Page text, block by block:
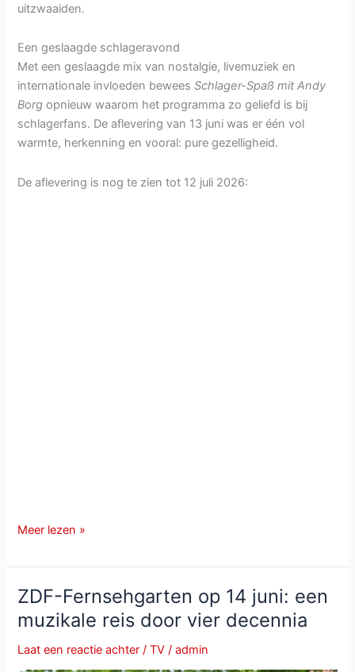
uitzwaaiden.
Een geslaagde schlageravond
Met een geslaagde mix van nostalgie, livemuziek en
internationale invloeden beweesSchlager-Spaß mit Andy
Borg opnieuw waarom het programma zo geliefd is bij
schlagerfans. De aflevering van 13 juni was er één vol
warmte, herkenning en vooral: pure gezelligheid.
De aflevering is nog te zien tot 12 juli 2026:
Schlager-
mit
Andy
Borg:
vrolijke
muziekavond
Meer lezen »
ZDF-Fernsehgarten op 14 juni: een
muzikale reis door vier decennia
Laat een reactie achter /TV /admin